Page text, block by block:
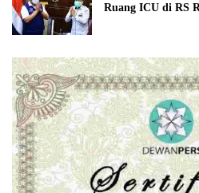
Ruang ICU di RS